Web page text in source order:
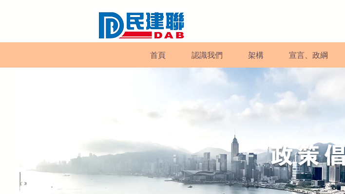
首頁 認識我們 架構 宣言、政綱
政策